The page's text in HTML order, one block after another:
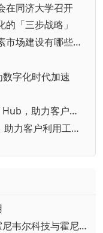
在同济大学召开
「三步战略」
▪ 《环球经济热搜》：工业数据要素市场建设有哪些痛点？
字化时代加速
▪ 艾斯本整合inmation软件和AIoT Hub，助力客户实现数字化转型战略
▪ 艾斯本收购inmation Software，助力客户利用工业数据实现最大商业价值
▪ 霍尼韦尔发布分拆后全新品牌：霍尼韦尔科技与霍尼韦尔航空航天